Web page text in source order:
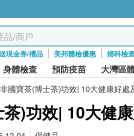
現金券/禮品 美邦體檢優惠 婦科檢
身體檢查 預防疫苗 大灣區
國寶茶(博士茶)功效| 10大健康好處
)功效| 10大健